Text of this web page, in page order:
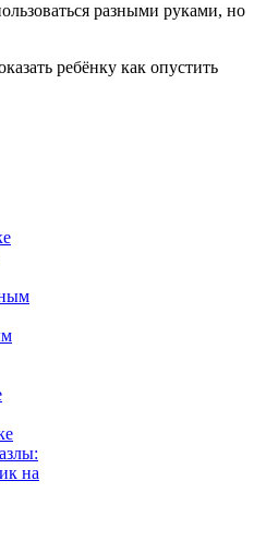
разными руками, но
ребёнку как опустить
на